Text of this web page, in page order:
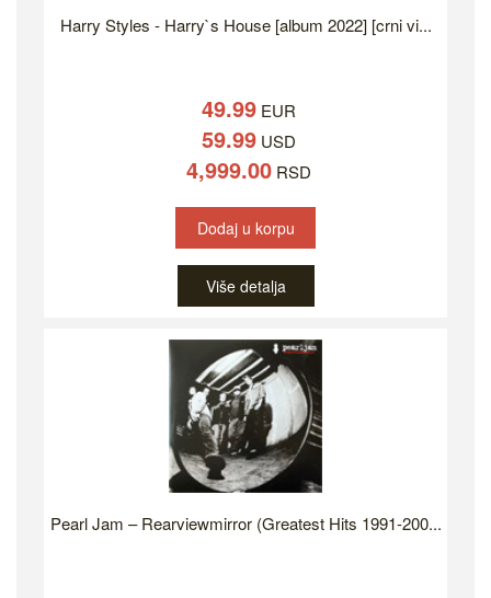
Harry Styles - Harry`s House [album 2022] [crni vi...
49.99EUR
59.99USD
4,999.00RSD
Dodaj u korpu
Više detalja
Pearl Jam – Rearviewmirror (Greatest Hits 1991-200...